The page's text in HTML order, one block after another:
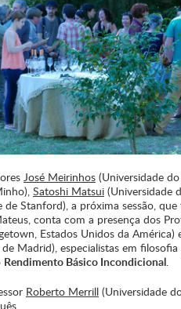
José Meirinhos (Universidade
Satoshi Matsui (Universidade
de Stanford), a próxima sessão,
conta com a presença dos
Estados Unidos da América)
Madrid), especialistas em
Rendimento Básico Incondicional.
Roberto Merrill (Universidade